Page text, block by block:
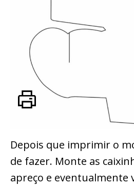
Depois que imprimir o
de fazer. Monte as
apreço e eventualmente